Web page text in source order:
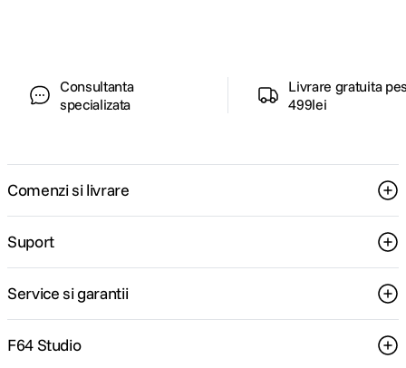
Consultanta
specializata
Livrare gratuita
499lei
Comenzi si livrare
Suport
Service si garantii
F64 Studio